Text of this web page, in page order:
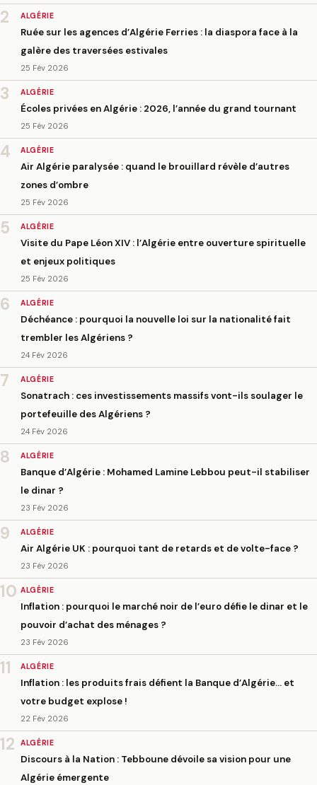
2 ALGÉRIE
Ruée sur les agences d’Algérie Ferries : la diaspora face à la
galère des traversées estivales
25 Fév 2026
3 ALGÉRIE
Écoles privées en Algérie : 2026, l’année du grand tournant
25 Fév 2026
4 ALGÉRIE
Air Algérie paralysée : quand le brouillard révèle d’autres
zones d’ombre
25 Fév 2026
5 ALGÉRIE
Visite du Pape Léon XIV : l’Algérie entre ouverture spirituelle
et enjeux politiques
25 Fév 2026
6 ALGÉRIE
Déchéance : pourquoi la nouvelle loi sur la nationalité fait
trembler les Algériens ?
24 Fév 2026
7 ALGÉRIE
Sonatrach : ces investissements massifs vont-ils soulager le
portefeuille des Algériens ?
24 Fév 2026
8 ALGÉRIE
Banque d’Algérie : Mohamed Lamine Lebbou peut-il stabiliser
le dinar ?
23 Fév 2026
9 ALGÉRIE
Air Algérie UK : pourquoi tant de retards et de volte-face ?
23 Fév 2026
10 ALGÉRIE
Inflation : pourquoi le marché noir de l’euro défie le dinar et le
pouvoir d’achat des ménages ?
23 Fév 2026
11 ALGÉRIE
Inflation : les produits frais défient la Banque d’Algérie… et
votre budget explose !
22 Fév 2026
12 ALGÉRIE
Discours à la Nation : Tebboune dévoile sa vision pour une
Algérie émergente